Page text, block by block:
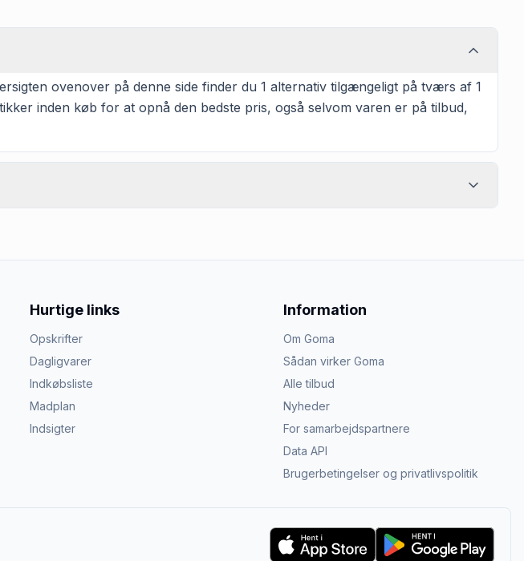
ovenover på denne side finder du 1 alternativ tilgængeligt på tværs af 1
inden køb for at opnå den bedste pris, også selvom varen er på tilbud,
Hurtige links
Opskrifter
Dagligvarer
Indkøbsliste
Madplan
Indsigter
Information
Om Goma
Sådan virker Goma
Alle tilbud
Nyheder
For samarbejdspartnere
Data API
Brugerbetingelser og privatlivspolitik